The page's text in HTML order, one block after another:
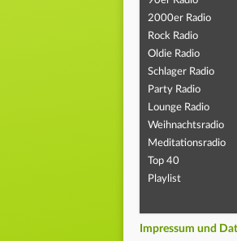
2000er Radio
Rock Radio
Oldie Radio
Schlager Radio
Party Radio
Lounge Radio
Weihnachtsradio
Meditationsradio
Top 40
Playlist
Impressum und